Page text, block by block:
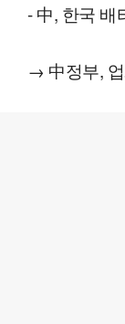
- 中, 한국 배
→ 中정부,